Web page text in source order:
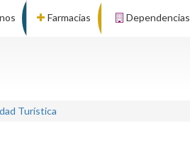
Farmacias Dependencias
Turística